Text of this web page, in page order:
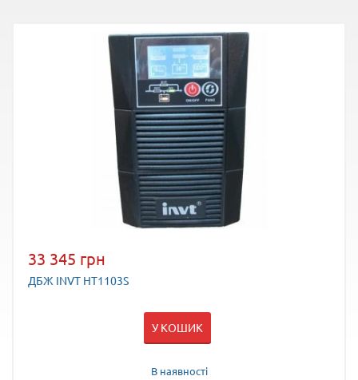
33 345 грн
ДБЖ INVT HT1103S
У КОШИК
В наявності